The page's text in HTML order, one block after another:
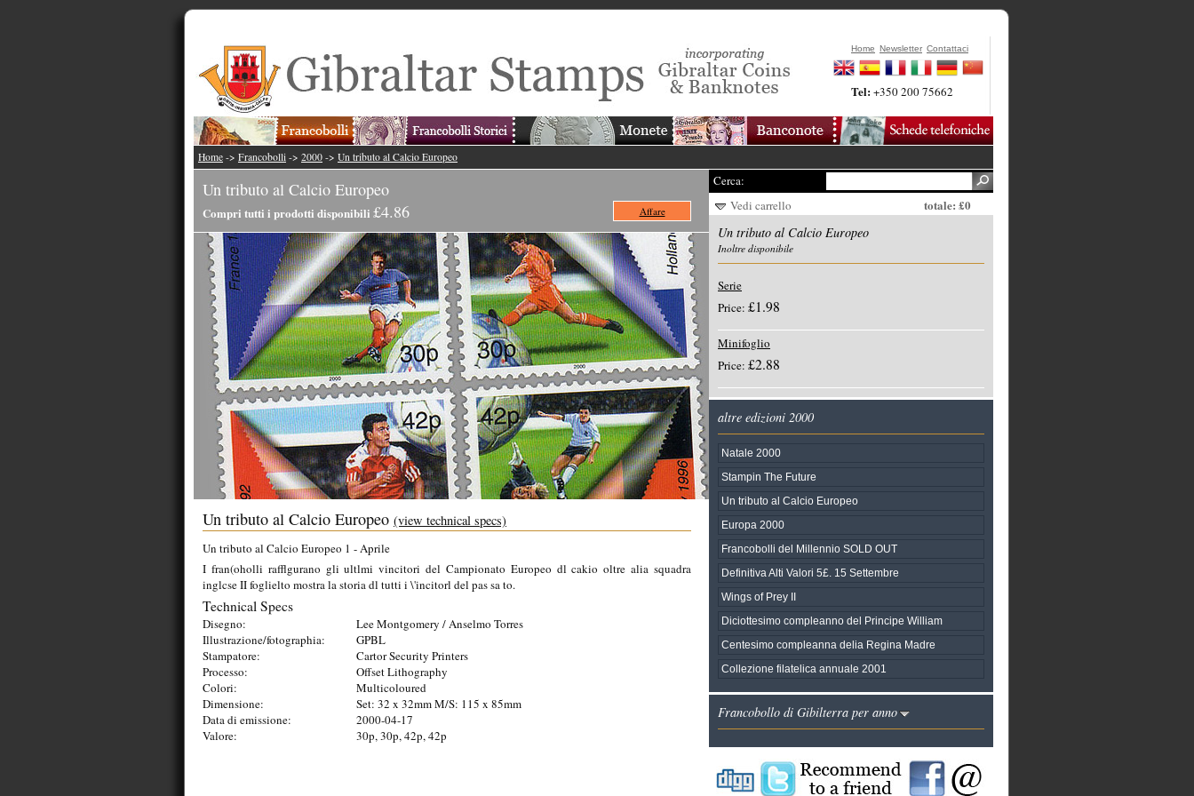
Home Newsletter Contattaci
Tel:+350 200 75662
Home -> Francobolli -> 2000 -> Un tributo al Calcio Europeo
Un tributo al Calcio Europeo
Compri tutti i prodotti disponibili £4.86 Affare
Un tributo al Calcio Europeo (view technical specs)
Un tributo al Calcio Europeo 1 - Aprile
I fran(oholli rafflgurano gli ultlmi vincitori del Campionato Europeo dl cakio oltre alia squadra
inglcse II foglielto mostra la storia dl tutti i \'incitorl del pas sa to.
Technical Specs
Disegno:
Lee Montgomery / Anselmo Torres
Illustrazione/fotographia:
GPBL
Stampatore:
Cartor Security Printers
Processo:
Offset Lithography
Colori:
Multicoloured
Dimensione:
Set: 32 x 32mm M/S: 115 x 85mm
Data di emissione:
2000-04-17
Valore:
30p, 30p, 42p, 42p
Cerca:
Vedi carrello
totale: £0
Un tributo al Calcio Europeo
Inoltre disponibile
Serie
Price: £1.98
Minifoglio
Price: £2.88
altre edizioni 2000
Natale 2000
Stampin The Future
Un tributo al Calcio Europeo
Europa 2000
Francobolli del Millennio SOLD OUT
Definitiva Alti Valori 5£. 15 Settembre
Wings of Prey II
Diciottesimo compleanno del Principe William
Centesimo compleanna delia Regina Madre
Collezione filatelica annuale 2001
Francobollo di Gibilterra per anno